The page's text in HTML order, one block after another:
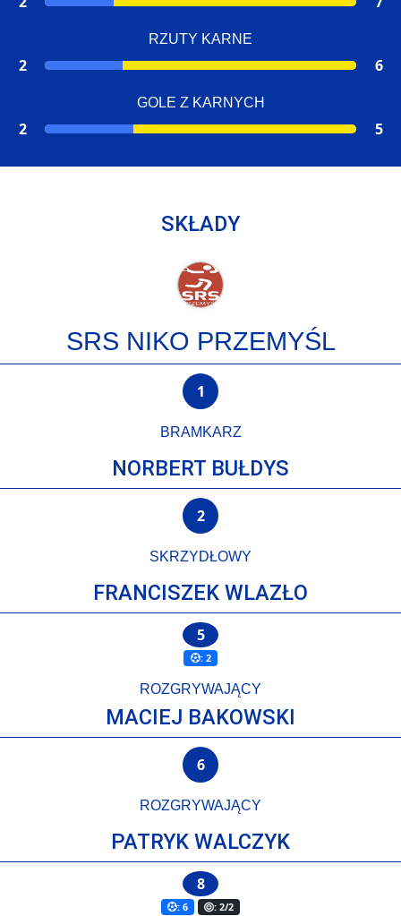
RZUTY KARNE
2 6
GOLE Z KARNYCH
2 5
SKŁADY
SRS NIKO PRZEMYŚL
NORBERT BUŁDYS
BRAMKARZ
1
FRANCISZEK WLAZŁO
SKRZYDŁOWY
2
MACIEJ BAKOWSKI
ROZGRYWAJĄCY
: 2
5
PATRYK WALCZYK
ROZGRYWAJĄCY
6
: 6 : 2/2
8